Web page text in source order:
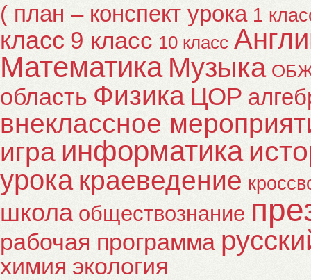
( план – конспект урока 1
класс 9 класс 10 класс
Математика Музыка
область Физика ЦОР
внеклассное
игра информатика
урока краеведение
школа обществознание
рабочая программа
химия экология